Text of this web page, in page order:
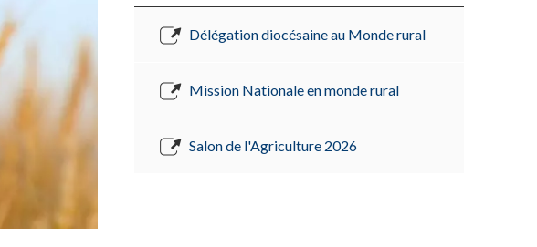
Délégation diocésaine au Monde rural
Mission Nationale en monde rural
Salon de l'Agriculture 2026